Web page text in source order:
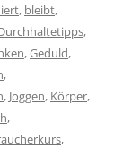
, bleibt,
,
,Geduld,
,
, Joggen, Körper,
,
,